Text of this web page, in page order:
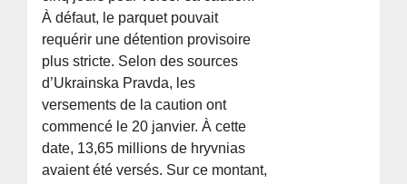
À défaut, le parquet pouvait
requérir une détention provisoire
plus stricte. Selon des sources
d’Ukrainska Pravda, les
versements de la caution ont
commencé le 20 janvier. À cette
date, 13,65 millions de hryvnias
avaient été versés. Sur ce montant,